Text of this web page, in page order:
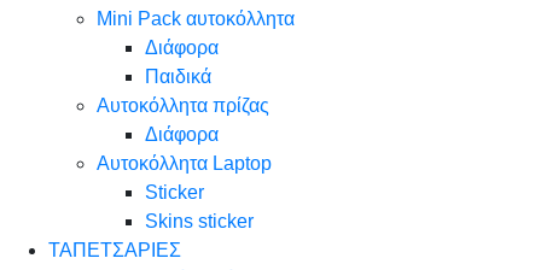
Mini Pack αυτοκόλλητα
Διάφορα
Παιδικά
Αυτοκόλλητα πρίζας
Διάφορα
Αυτοκόλλητα Laptop
Sticker
Skins sticker
ΤΑΠΕΤΣΑΡΙΕΣ